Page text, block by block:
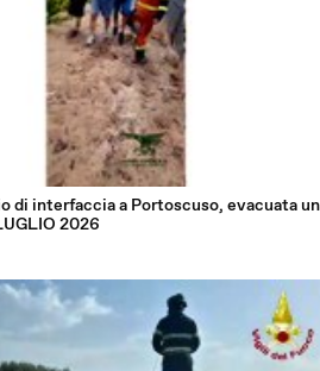
di interfaccia a Portoscuso, evacuata
2026